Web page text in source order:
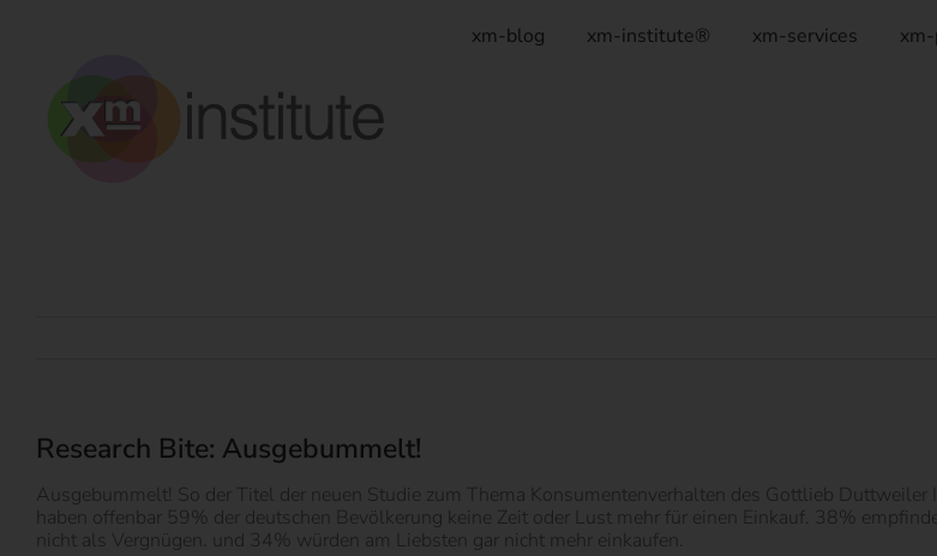
xm-blog xm-institute® xm-services
Research Bite: Ausgebummelt!
Ausgebummelt! So der Titel der neuen Studie zum Thema Konsumentenverhalten des Gottlieb Duttweiler
haben offenbar 59% der deutschen Bevölkerung keine Zeit oder Lust mehr für einen Einkauf. 38%
nicht als Vergnügen. und 34% würden am Liebsten gar nicht mehr einkaufen.